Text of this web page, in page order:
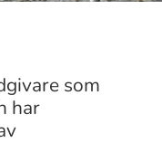
som
har